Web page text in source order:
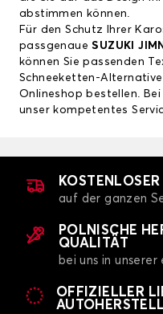
abstimmen können.
Für den Schutz Ihrer
passgenaueSUZUKI
können Sie passenden
Schneeketten-Alternative
Onlineshop bestellen.
unser kompetentes
auf der ganzen
POLNISCHE
QUALITÄT
bei uns in
OFFIZIELLER